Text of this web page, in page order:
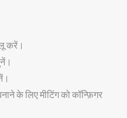
करें।
के लिए मीटिंग को कॉन्फ़िगर